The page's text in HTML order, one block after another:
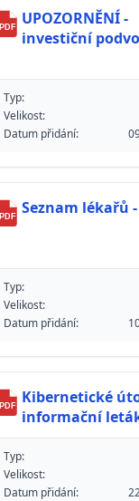
PDF
UPOZORNĚNÍ -
investiční
Typ:
Velikost:
Datum přidání:
PDF Seznam lékařů
Typ:
Velikost:
Datum přidání:
PDF
Kibernetické
informační
Typ:
Velikost:
Datum přidání: